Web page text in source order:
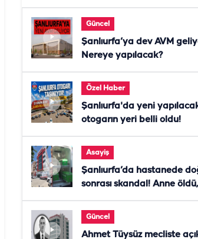
Güncel
Şanlıurfa’ya dev AVM
Nereye yapılacak?
Özel Haber
Şanlıurfa'da yeni
otogarın yeri belli oldu!
Asayiş
Şanlıurfa’da hastanede
sonrası skandal! Anne
Güncel
Ahmet Tüysüz mecliste